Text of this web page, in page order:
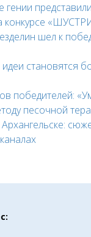
конкурсе
шел к
идеи становятся
победителей:
песочной